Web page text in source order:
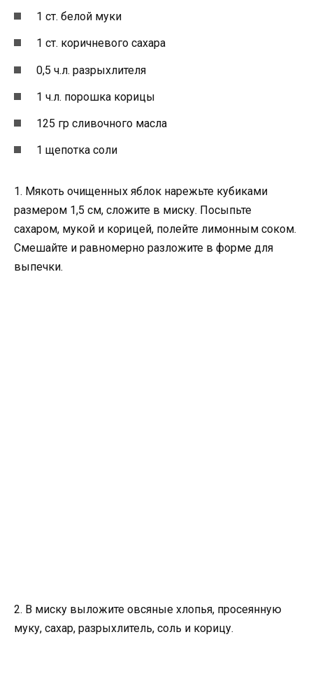
1 ст. белой муки
1 ст. коричневого сахара
0,5 ч.л. разрыхлителя
1 ч.л. порошка корицы
125 гр сливочного масла
1 щепотка соли
1. Мякоть очищенных яблок нарежьте кубиками
размером 1,5 см, сложите в миску. Посыпьте
сахаром, мукой и корицей, полейте лимонным соком.
Смешайте и равномерно разложите в форме для
выпечки.
2. В миску выложите овсяные хлопья, просеянную
муку, сахар, разрыхлитель, соль и корицу.